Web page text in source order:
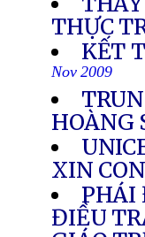
THỰC
KẾT
Nov 2009
HOÀNG
XIN
PHÁI
ĐIỀU